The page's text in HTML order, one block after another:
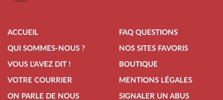
ACCUEIL
QUI SOMMES-NOUS ?
VOUS L'AVEZ DIT !
VOTRE COURRIER
ON PARLE DE NOUS
FAQ QUESTIONS
NOS SITES FAVORIS
BOUTIQUE
MENTIONS LÉGALES
SIGNALER UN ABUS